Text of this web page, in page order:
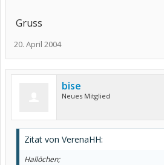
Gruss
20. April 2004
bise
Neues Mitglied
Zitat von VerenaHH:
Hallöchen;